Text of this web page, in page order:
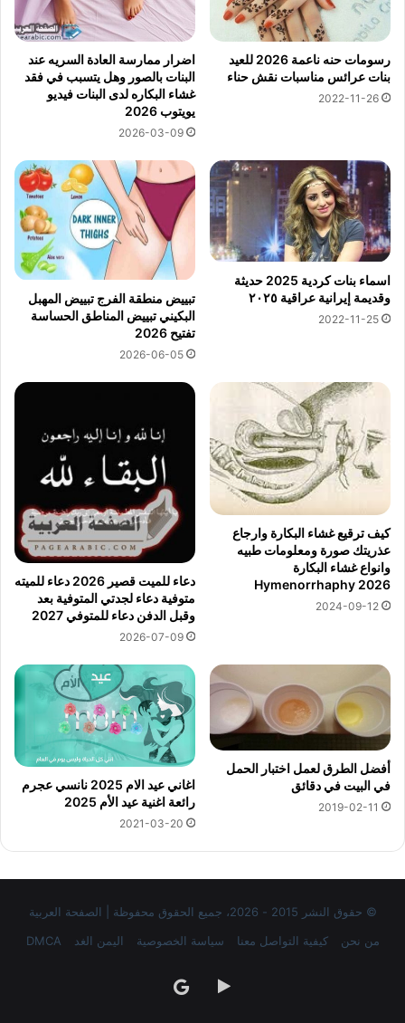
رسومات حنه ناعمة 2026 للعيد
بنات عرائس مناسبات نقش حناء
2022-11-26
اضرار ممارسة العادة السريه عند
البنات بالصور وهل يتسبب في فقد
غشاء البكاره لدى البنات فيديو
يويتوب 2026
2026-03-09
اسماء بنات كردية 2025 حديثة
وقديمة إيرانية عراقية ٢٠٢٥
2022-11-25
تبييض منطقة الفرج تبييض المهبل
البكيني تبييض المناطق الحساسة
تفتيح 2026
2026-06-05
كيف ترقيع غشاء البكارة وارجاع
عذريتك صورة ومعلومات طبيه
وانواع غشاء البكارة
Hymenorrhaphy 2026
2024-09-12
دعاء للميت قصير 2026 دعاء للميته
متوفية دعاء لجدتي المتوفية بعد
وقبل الدفن دعاء للمتوفي 2027
2026-07-09
أفضل الطرق لعمل اختبار الحمل
في البيت في دقائق
2019-02-11
اغاني عيد الام 2025 نانسي عجرم
رائعة اغنية عيد الأم 2025
2021-03-20
© حقوق النشر 2015 - 2026، جميع الحقوق محفوظة | الصفحة العربية
من نحن
كيفية التواصل معنا سياسة الخصوصية اليمن الغد DMCA
‏Google
google